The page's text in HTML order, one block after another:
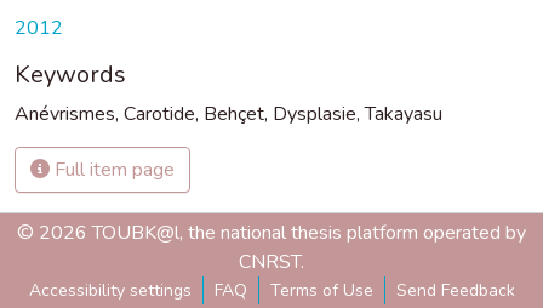
2012
Keywords
Anévrismes, Carotide, Behçet, Dysplasie,Takayasu
Full item page
© 2026 TOUBK@l, the national thesis platform operated by
CNRST.
Accessibility settings FAQ Terms of Use Send Feedback